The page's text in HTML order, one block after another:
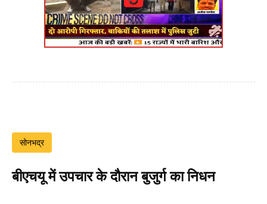
सोनभद्र
बीएचयू में उपचार के दौरान बुजुर्ग का निधन